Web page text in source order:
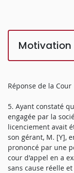
Motivation
Réponse de la Cour
5. Ayant constaté
engagée par la
licenciement avait
son gérant, M. [Y],
prononcé par une
cour d'appel en a
sans cause réelle